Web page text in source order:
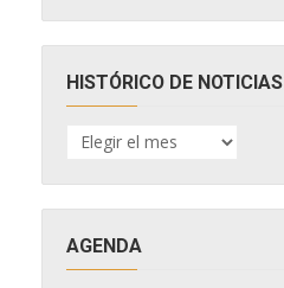
HISTÓRICO DE NOTICIAS
HISTÓRICO
DE
AGENDA